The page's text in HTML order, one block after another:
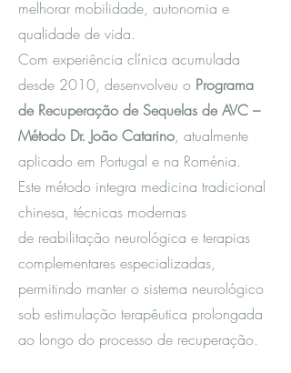
melhorar mobilidade, autonomia e
qualidade de vida.
Com experiência clínica acumulada
desde 2010, desenvolveu o Programa
de Recuperação de Sequelas de AVC –
Método Dr. João Catarino, atualmente
aplicado em Portugal e na Roménia.
Este método integra medicina tradicional
chinesa, técnicas modernas
de reabilitação neurológica e terapias
complementares especializadas,
permitindo manter o sistema neurológico
sob estimulação terapêutica prolongada
ao longo do processo de recuperação.